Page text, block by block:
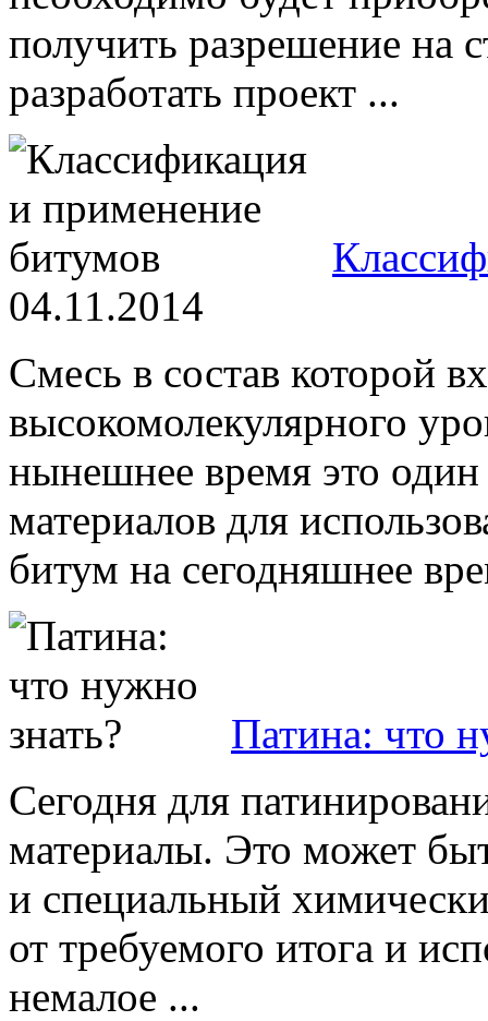
получить разрешение на
разработать проект ...
04.11.2014
Смесь в состав которой
высокомолекулярного
нынешнее время это
материалов для
битум на сегодняшнее
Патина: что
Сегодня для
материалы. Это может
и специальный
от требуемого итога и
немалое ...